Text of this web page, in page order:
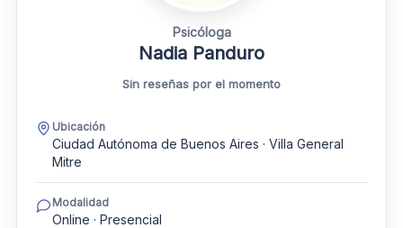
Psicóloga
Nadia Panduro
Sin reseñas por el momento
Ubicación
Ciudad Autónoma de Buenos Aires · Villa General
Mitre
Modalidad
Online · Presencial